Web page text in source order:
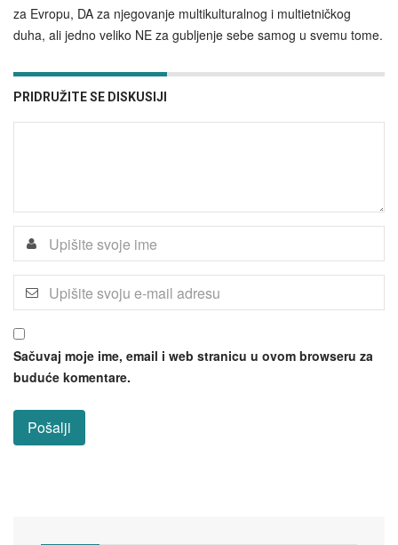
za Evropu, DA za njegovanje multikulturalnog i multietničkog
duha, ali jedno veliko NE za gubljenje sebe samog u svemu tome.
PRIDRUŽITE SE DISKUSIJI
Sačuvaj moje ime, email i web stranicu u ovom browseru za
buduće komentare.